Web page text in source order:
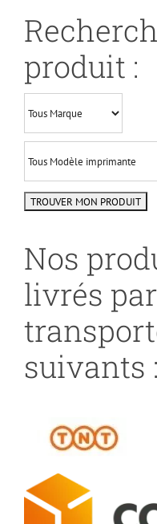
produit :
Nos
livrés
suivants :